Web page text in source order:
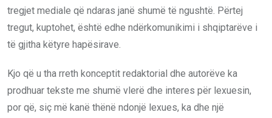
tregjet mediale që ndaras janë shumë të ngushtë. Përtej
tregut, kuptohet, është edhe ndërkomunikimi i shqiptarëve i
të gjitha këtyre hapësirave.
Kjo që u tha rreth konceptit redaktorial dhe autorëve ka
prodhuar tekste me shumë vlerë dhe interes për lexuesin,
por që, siç më kanë thënë ndonjë lexues, ka dhe një